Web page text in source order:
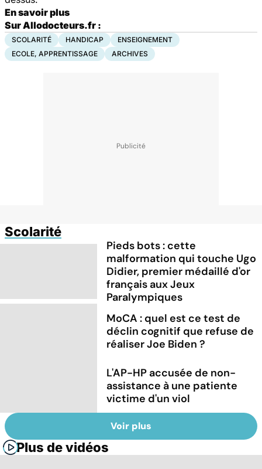
En savoir plus
Sur Allodocteurs.fr :
SCOLARITÉ HANDICAP
ENSEIGNEMENT
ECOLE, APPRENTISSAGE
ARCHIVES
Scolarité
Pieds bots : cette
malformation qui touche Ugo
Didier, premier médaillé d'or
français aux Jeux
Paralympiques
MoCA : quel est ce test de
déclin cognitif que refuse de
réaliser Joe Biden ?
L'AP-HP accusée de non-
assistance à une patiente
victime d'un viol
Voir plus
Plus de vidéos